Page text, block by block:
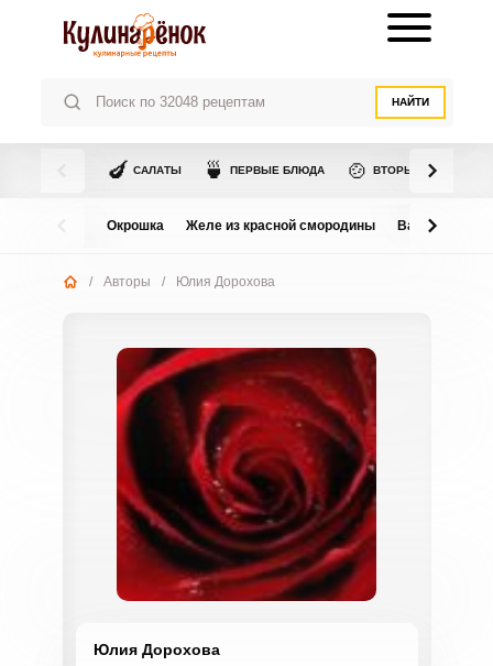
НАЙТИ
🍆 САЛАТЫ 🍵 ПЕРВЫЕ БЛЮДА 🍲 ВТОРЫЕ БЛЮДА
Окрошка Желе из красной смородины Варенье из
/ Авторы / Юлия Дорохова
Юлия Дорохова